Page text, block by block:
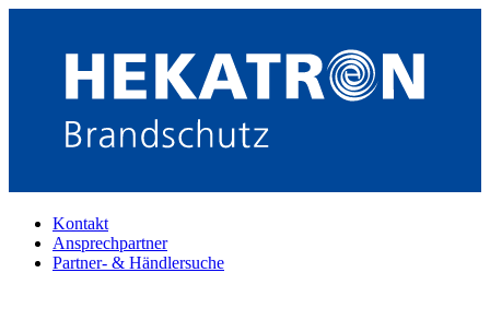
Kontakt
Ansprechpartner
Partner- & Händlersuche